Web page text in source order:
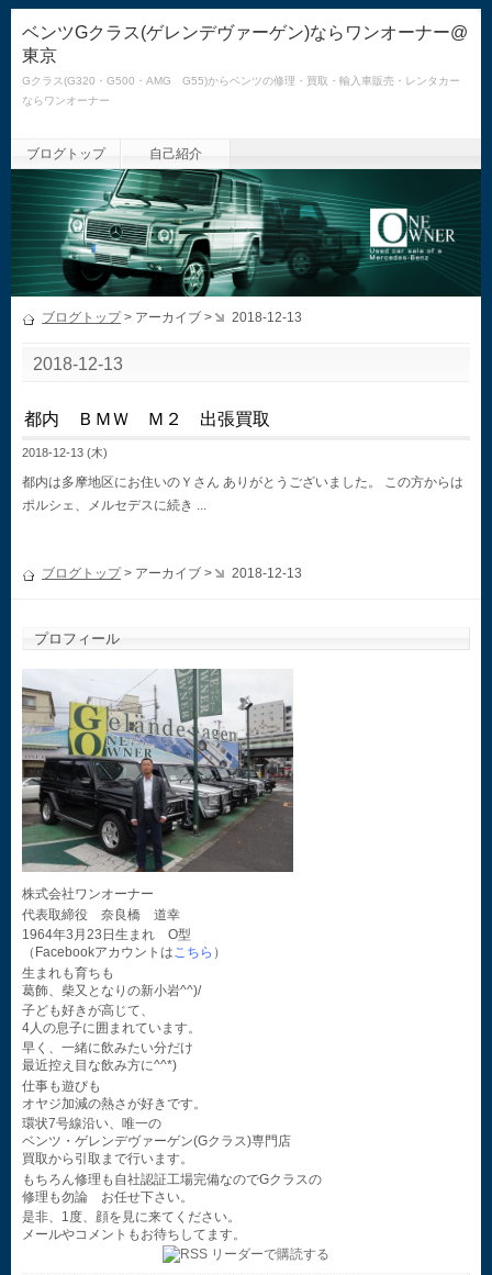
ベンツGクラス(ゲレンデヴァーゲン)ならワンオーナー@
東京
Gクラス(G320・G500・AMG G55)からベンツの修理・買取・輸入車販売・レンタカー
ならワンオーナー
ブログトップ 自己紹介
ブログトップ> アーカイブ > 2018-12-13
2018-12-13
都内 ＢＭＷ Ｍ２ 出張買取
2018-12-13 (木)
都内は多摩地区にお住いのＹさん ありがとうございました。 この方からは
ポルシェ、メルセデスに続き ...
ブログトップ> アーカイブ > 2018-12-13
プロフィール
株式会社ワンオーナー
代表取締役 奈良橋 道幸
1964年3月23日生まれ O型
（Facebookアカウントはこちら ）
生まれも育ちも
葛飾、柴又となりの新小岩^^)/
子ども好きが高じて、
4人の息子に囲まれています。
早く、一緒に飲みたい分だけ
最近控え目な飲み方に^^*)
仕事も遊びも
オヤジ加減の熱さが好きです。
環状7号線沿い、唯一の
ベンツ・ゲレンデヴァーゲン(Gクラス)専門店
買取から引取まで行います。
もちろん修理も自社認証工場完備なのでGクラスの
修理も勿論 お任せ下さい。
是非、1度、顔を見に来てください。
メールやコメントもお待ちしてます。